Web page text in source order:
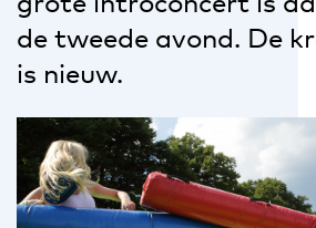
de tweede avond. De
is nieuw.